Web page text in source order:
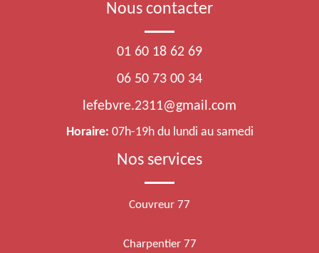
Nous contacter
01 60 18 62 69
06 50 73 00 34
lefebvre.2311@gmail.com
Horaire: 07h-19h du lundi au samedi
Nos services
Couvreur 77
Charpentier 77